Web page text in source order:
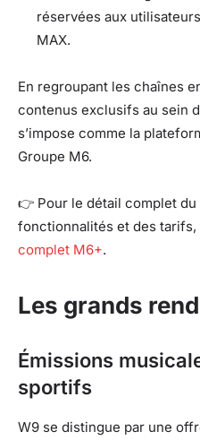
réservées aux
MAX.
En regroupant les chaînes
contenus exclusifs au sein
s’impose comme la
Groupe M6.
👉 Pour le détail complet du
fonctionnalités et des
complet M6+.
Les grands
Émissions
sportifs
W9 se distingue par une